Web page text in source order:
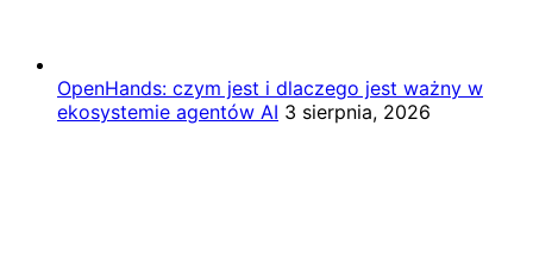
OpenHands: czym jest i dlaczego jest ważny w
ekosystemie agentów AI 3 sierpnia, 2026